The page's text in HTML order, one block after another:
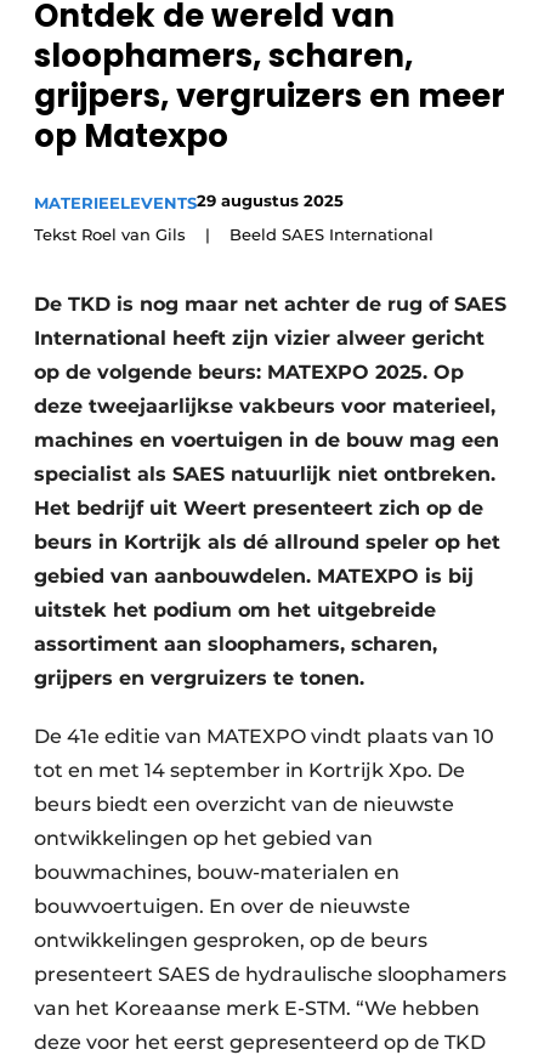
recyclingstroom in België
Vacature aanmelden
Vacatures
Video’s
Safety First
Kranen
Detectieapparatuur
Persen
Stofbeheersing
Uitrustingsstukken
Shredders
Transportbanden
Zeven & Brekers
Bedrijfsafval
Bouw & Sloopafval
Elektronisch Afval
Glasrecyclage
Houtafval
Kunststofafval
Medisch afval
Ontdek de wereld van
sloophamers, scharen,
grijpers, vergruizers en meer
op Matexpo
MATERIEELEVENTS29 augustus 2025
Tekst Roel van Gils | Beeld SAES International
De TKD is nog maar net achter de rug of SAES
International heeft zijn vizier alweer gericht
op de volgende beurs: MATEXPO 2025. Op
deze tweejaarlijkse vakbeurs voor materieel,
machines en voertuigen in de bouw mag een
specialist als SAES natuurlijk niet ontbreken.
Het bedrijf uit Weert presenteert zich op de
beurs in Kortrijk als dé allround speler op het
gebied van aanbouwdelen. MATEXPO is bij
uitstek het podium om het uitgebreide
assortiment aan sloophamers, scharen,
grijpers en vergruizers te tonen.
De 41e editie van MATEXPO vindt plaats van 10
tot en met 14 september in Kortrijk Xpo. De
beurs biedt een overzicht van de nieuwste
ontwikkelingen op het gebied van
bouwmachines, bouw-materialen en
bouwvoertuigen. En over de nieuwste
ontwikkelingen gesproken, op de beurs
presenteert SAES de hydraulische sloophamers
van het Koreaanse merk E-STM. “We hebben
deze voor het eerst gepresenteerd op de TKD